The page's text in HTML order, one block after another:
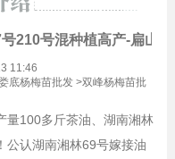
210号混种植高产-扁山
11:46
底杨梅苗批发>双峰杨梅苗批
量100多斤茶油、湖南湘林
公认湖南湘林69号嫁接油